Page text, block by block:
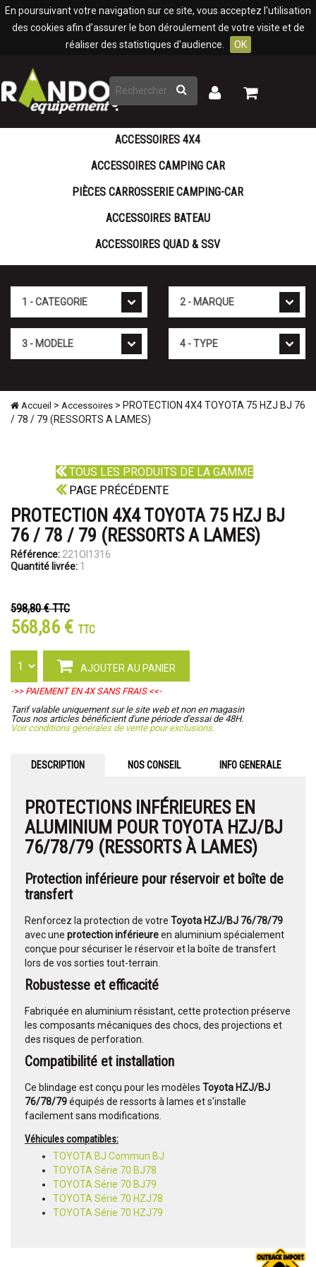
En poursuivant votre navigation sur ce site, vous acceptez l'utilisation
des cookies afin d'assurer le bon déroulement de votre visite et de
réaliser des statistiques d'audience.
OK
Rechercher
Mon
Mon
ACCESSOIRES 4X4
ACCESSOIRES CAMPING CAR
PIÈCES CARROSSERIE CAMPING-CAR
ACCESSOIRES BATEAU
ACCESSOIRES QUAD & SSV
Accueil > Accessoires > PROTECTION 4X4 TOYOTA 75 HZJ BJ 76
/ 78 / 79 (RESSORTS A LAMES)
TOUS LES PRODUITS DE LA GAMME
PAGE PRÉCÉDENTE
PROTECTION 4X4 TOYOTA 75 HZJ BJ
76 / 78 / 79 (RESSORTS A LAMES)
Référence: 221OI1316
Quantité livrée: 1
598,80 €TTC
568,86 € TTC
AJOUTER AU PANIER
->> PAIEMENT EN 4X SANS FRAIS <<-
Tarif valable uniquement sur le site web et non en magasin
Tous nos articles bénéficient d'une période d'essai de 48H.
Voir conditions générales de vente pour exclusions.
DESCRIPTION NOS CONSEIL INFO GENERALE
PROTECTIONS INFÉRIEURES EN
ALUMINIUM POUR TOYOTA HZJ/BJ
76/78/79 (RESSORTS À LAMES)
Protection inférieure pour réservoir et boîte de
transfert
Renforcez la protection de votre Toyota HZJ/BJ 76/78/79
avec une protection inférieureen aluminium spécialement
conçue pour sécuriser le réservoir et la boîte de transfert
lors de vos sorties tout-terrain.
Robustesse et efficacité
Fabriquée en aluminium résistant, cette protection préserve
les composants mécaniques des chocs, des projections et
des risques de perforation.
Compatibilité et installation
Ce blindage est conçu pour les modèles Toyota HZJ/BJ
76/78/79équipés de ressorts à lames et s'installe
facilement sans modifications.
Véhicules compatibles:
TOYOTA BJ Commun BJ
TOYOTA Série 70 BJ78
TOYOTA Série 70 BJ79
TOYOTA Série 70 HZJ78
TOYOTA Série 70 HZJ79
Panneau de gestion des cookies